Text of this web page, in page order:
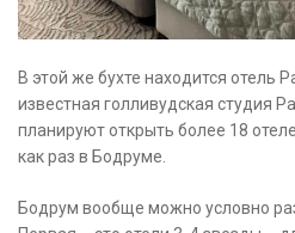
В этой же бухте находится отель
известная голливудская студия
планируют открыть более 18
как раз в Бодруме.
Бодрум вообще можно условно